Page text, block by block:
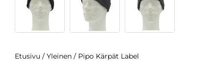
Etusivu / Yleinen / Pipo Kärpät Label